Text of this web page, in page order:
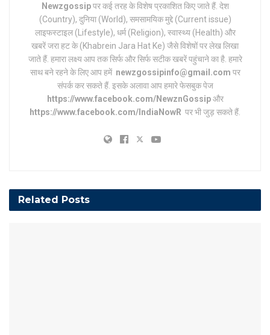
Newzgossipपर कई तरह के विशेष प्रकाशित किए जाते हैं. देश
(Country), दुनिया (World), समसामयिक मुद्दे (Current issue)
लाइफस्टाइल (Lifestyle), धर्म (Religion), स्वास्थ्य (Health) और
खबरें जरा हट के (Khabrein Jara Hat Ke) जैसे विशेषों पर लेख लिखा
जाते हैं. हमारा लक्ष्य आप तक सिर्फ और सिर्फ सटीक खबरें पहुंचाने का है. हमारे
साथ बने रहने के लिए आप हमें newzgossipinfo@gmail.com पर
संपर्क कर सकते हैं. इसके अलावा आप हमारे फेसबुक पेज
https://www.facebook.com/NewznGossipऔर
https://www.facebook.com/IndiaNowR पर भी जुड़ सकते हैं.
Related Posts